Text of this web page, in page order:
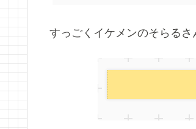
すっごくイケメンのそらる